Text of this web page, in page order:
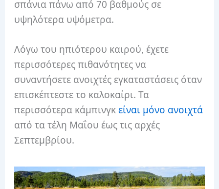
σπάνια πάνω από 70 βαθμούς σε
υψηλότερα υψόμετρα.
Λόγω του ηπιότερου καιρού, έχετε
περισσότερες πιθανότητες να
συναντήσετε ανοιχτές εγκαταστάσεις όταν
επισκέπτεστε το καλοκαίρι. Τα
περισσότερα κάμπινγκείναι μόνο ανοιχτά
από τα τέλη Μαΐου έως τις αρχές
Σεπτεμβρίου.